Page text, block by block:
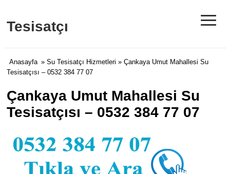
Tesisatçı ≡
Anasayfa » Su Tesisatçı Hizmetleri » Çankaya Umut Mahallesi Su
Tesisatçısı – 0532 384 77 07
Çankaya Umut Mahallesi Su
Tesisatçısı – 0532 384 77 07